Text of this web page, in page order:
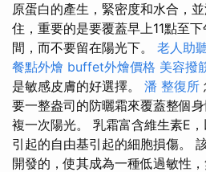
原蛋白的產生，緊密度和水合，
住，重要的是要覆蓋早上11點至
間，而不要留在陽光下。 老人助
餐點外燴 buffet外燴價格 美容撥
是敏感皮膚的好選擇。 潘 整復所
要一整盎司的防曬霜來覆蓋整個
複一次陽光。 乳霜富含維生素E
引起的自由基引起的細胞損傷。
開發的，使其成為一種低過敏性